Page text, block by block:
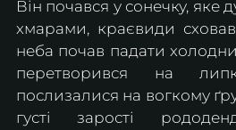
Він почався у сонечку, яке
хмарами, краєвиди
неба почав падати
перетворився на
послизалися на вогкому
густі зарості